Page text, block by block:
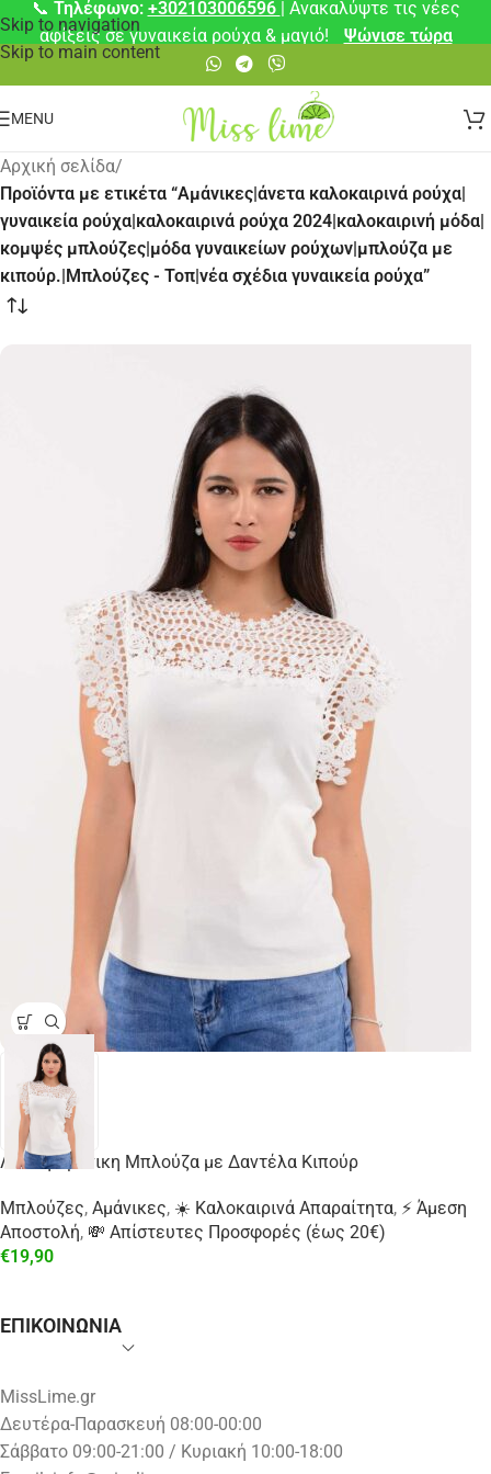
Skip to navigation
Skip to main content
📞 Τηλέφωνο: +302103006596 | Ανακαλύψτε τις νέες
αφίξεις σε γυναικεία ρούχα & μαγιό!
Ψώνισε τώρα
MENU
Αρχική σελίδα/
Προϊόντα με ετικέτα “Αμάνικες|άνετα καλοκαιρινά ρούχα|
γυναικεία ρούχα|καλοκαιρινά ρούχα 2024|καλοκαιρινή μόδα|
κομψές μπλούζες|μόδα γυναικείων ρούχων|μπλούζα με
κιπούρ.|Μπλούζες - Τοπ|νέα σχέδια γυναικεία ρούχα”
Λευκή Αμάνικη Μπλούζα με Δαντέλα Κιπούρ
Μπλούζες, Αμάνικες, ☀️ Καλοκαιρινά Απαραίτητα, ⚡ Άμεση
Αποστολή, 💸 Απίστευτες Προσφορές (έως 20€)
€19,90
ΕΠΙΚΟΙΝΩΝΙΑ
MissLime.gr
Δευτέρα-Παρασκευή 08:00-00:00
Σάββατο 09:00-21:00 / Κυριακή 10:00-18:00